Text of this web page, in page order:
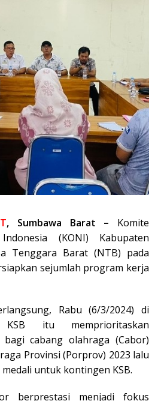
, Sumbawa Barat – Komite
(KONI) Kabupaten
Tenggara Barat (NTB) pada
sejumlah program kerja
Rabu (6/3/2024) di
itu memprioritaskan
cabang olahraga (Cabor)
Provinsi (Porprov) 2023 lalu
untuk kontingen KSB.
berprestasi menjadi fokus